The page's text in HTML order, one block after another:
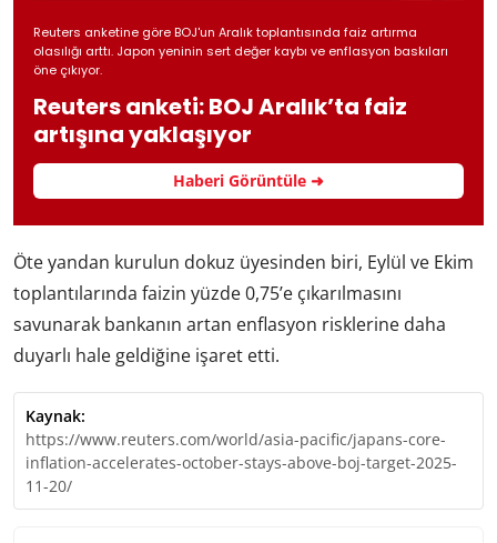
Reuters anketine göre BOJ'un Aralık toplantısında faiz artırma
olasılığı arttı. Japon yeninin sert değer kaybı ve enflasyon baskıları
öne çıkıyor.
Reuters anketi: BOJ Aralık’ta faiz
artışına yaklaşıyor
Haberi Görüntüle ➜
Öte yandan kurulun dokuz üyesinden biri, Eylül ve Ekim
toplantılarında faizin yüzde 0,75’e çıkarılmasını
savunarak bankanın artan enflasyon risklerine daha
duyarlı hale geldiğine işaret etti.
Kaynak:
https://www.reuters.com/world/asia-pacific/japans-core-
inflation-accelerates-october-stays-above-boj-target-2025-
11-20/